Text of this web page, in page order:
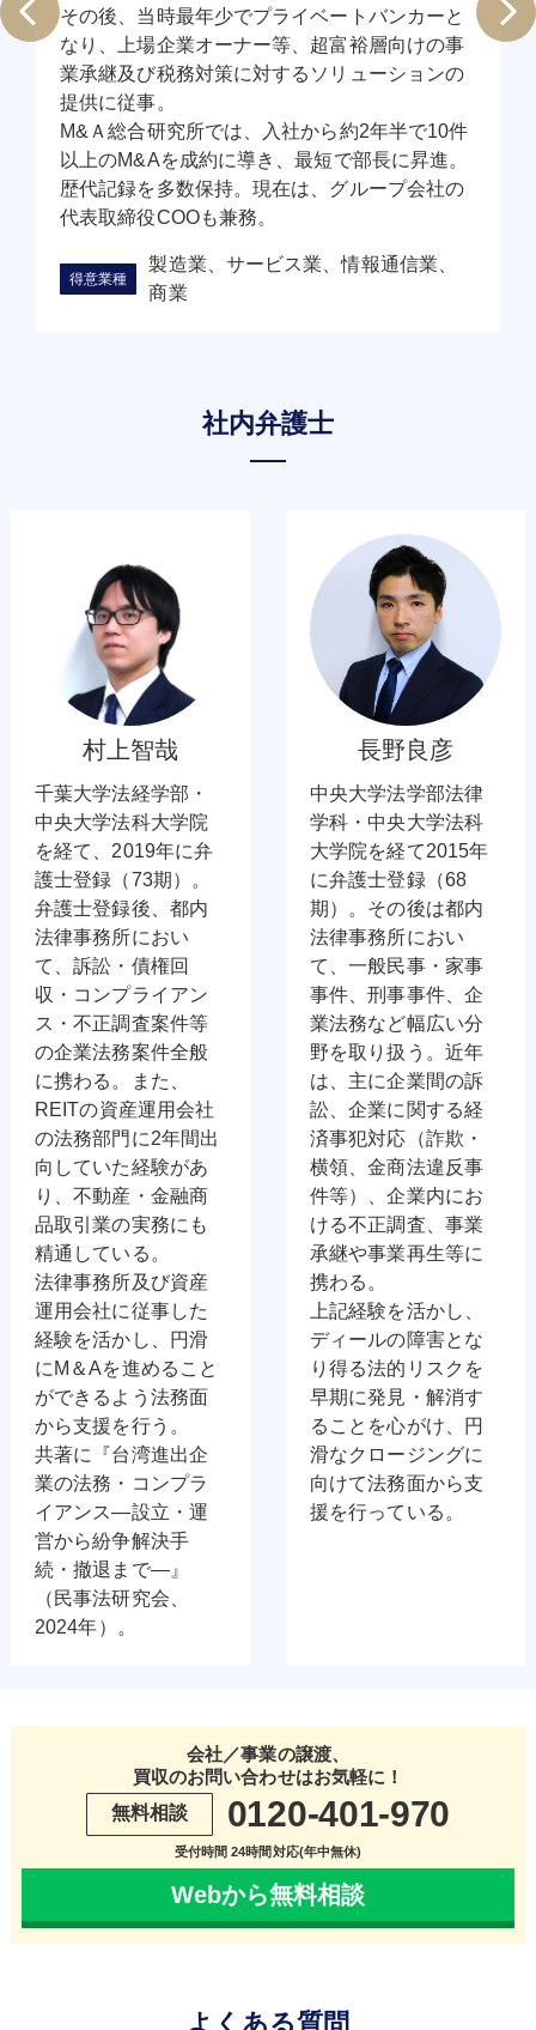
その後、当時最年少でプライベートバンカーと
なり、上場企業オーナー等、超富裕層向けの事
業承継及び税務対策に対するソリューションの
提供に従事。
M&Ａ総合研究所では、入社から約2年半で10件
以上のM&Aを成約に導き、最短で部長に昇進。
歴代記録を多数保持。現在は、グループ会社の
代表取締役COOも兼務。
製造業、サービス業、情報通信業、
商業
社内弁護士
村上智哉
千葉大学法経学部・
中央大学法科大学院
を経て、2019年に弁
護士登録（73期）。
弁護士登録後、都内
法律事務所におい
て、訴訟・債権回
収・コンプライアン
ス・不正調査案件等
の企業法務案件全般
に携わる。また、
REITの資産運用会社
の法務部門に2年間出
向していた経験があ
り、不動産・金融商
品取引業の実務にも
精通している。
法律事務所及び資産
運用会社に従事した
経験を活かし、円滑
にM＆Aを進めること
ができるよう法務面
から支援を行う。
共著に『台湾進出企
業の法務・コンプラ
イアンス―設立・運
営から紛争解決手
続・撤退まで―』
（民事法研究会、
2024年）。
長野良彦
中央大学法学部法律
学科・中央大学法科
大学院を経て2015年
に弁護士登録（68
期）。その後は都内
法律事務所におい
て、一般民事・家事
事件、刑事事件、企
業法務など幅広い分
野を取り扱う。近年
は、主に企業間の訴
訟、企業に関する経
済事犯対応（詐欺・
横領、金商法違反事
件等）、企業内にお
ける不正調査、事業
承継や事業再生等に
携わる。
上記経験を活かし、
ディールの障害とな
り得る法的リスクを
早期に発見・解消す
ることを心がけ、円
滑なクロージングに
向けて法務面から支
援を行っている。
会社／事業の譲渡、
買収のお問い合わせはお気軽に！
無料相談
0120-401-970
受付時間 24時間対応(年中無休)
Webから無料相談
よくある質問